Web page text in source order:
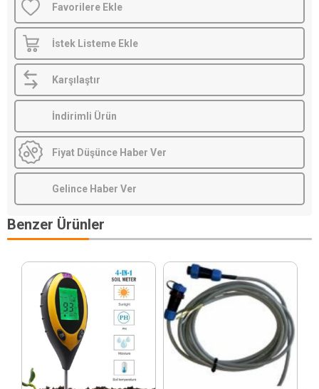
Favorilere Ekle
İstek Listeme Ekle
Karşılaştır
İndirimli Ürün
Fiyat Düşünce Haber Ver
Gelince Haber Ver
Benzer Ürünler